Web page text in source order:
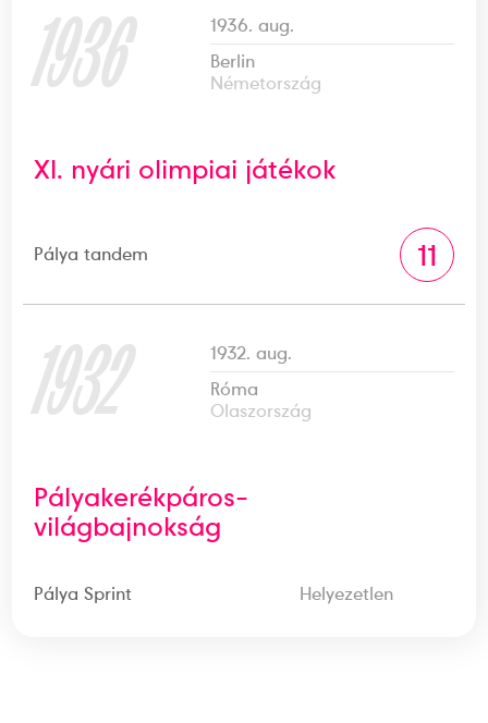
1936
1936. aug.
Berlin
Németország
XI. nyári olimpiai játékok
Pálya tandem 11
1932
1932. aug.
Róma
Olaszország
Pályakerékpáros-
világbajnokság
Pálya Sprint Helyezetlen